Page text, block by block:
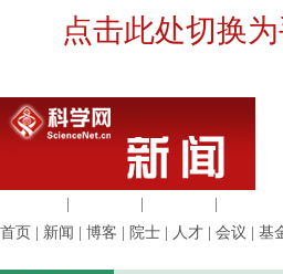
点击此处切换
首页
新闻 博客 院士 人才 会议 基